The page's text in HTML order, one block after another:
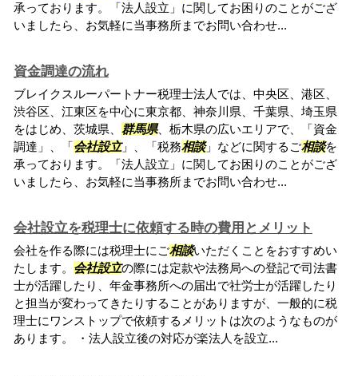
承っております。「法人設立」に関してお困りのことがござ
いましたら、お気軽に当事務所までお問い合わせ...
資金調達の流れ
ブレイクスルーパートナー税理士法人では、中央区、港区、
渋谷区、江東区を中心に東京都、神奈川県、千葉県、埼玉県
をはじめ、茨城県、 群馬県、栃木県の広いエリアで、「資金
調達」、「会社設立」、「税務相談」などに関するご相談を
承っております。「法人設立」に関してお困りのことがござ
いましたら、お気軽に当事務所までお問い合わせ...
会社設立を税理士に依頼する時の費用とメリット
会社を作る際には税理士にご相談いただくことをおすすめい
たします。 会社設立の際には定款や法務局への登記で司法書
士が活躍したり、年金事務所への届出で社労士が活躍したり
と担当が変わってきたりすることがありますが、一般的に税
理士にワンストップで依頼するメリットは次のようなものが
あります。 ・法人設立後の対応が楽法人を設立...